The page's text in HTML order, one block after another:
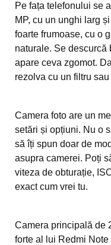
Pe fața telefonului se
MP, cu un unghi larg
foarte frumoase, cu o
naturale. Se
apare ceva zgomot.
rezolva cu un filtru
Camera foto are un
setări și opțiuni. Nu o
să îți spun doar de
asupra camerei. Poți
viteza de obturație,
exact cum vrei tu.
Camera principală de
forte al lui Redmi